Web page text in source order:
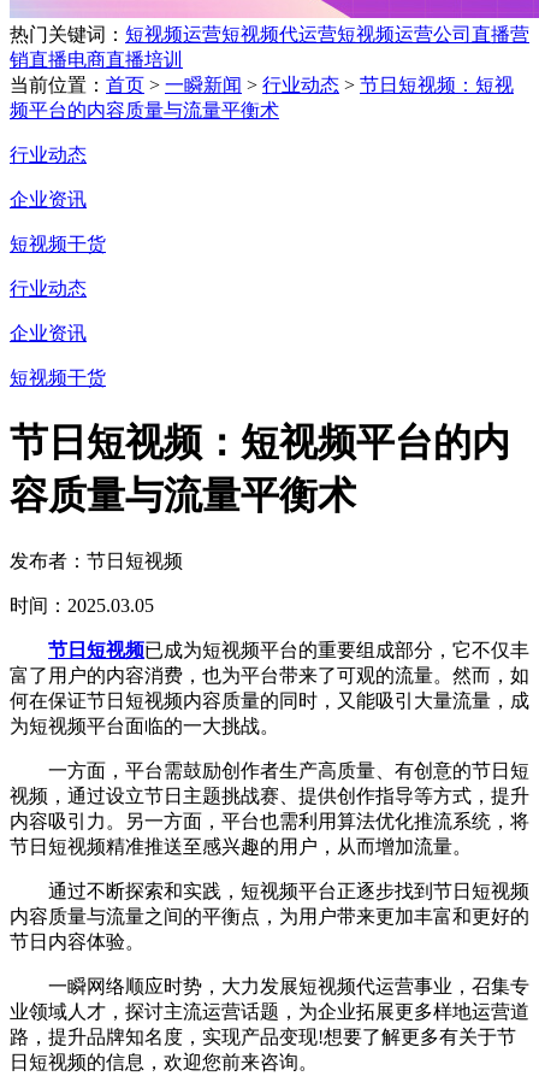
热门关键词： 短视频运营短视频代运营短视频运营公司 直播营
销直播电商直播培训
当前位置： 首页 > 一瞬新闻 > 行业动态 > 节日短视频：短视
频平台的内容质量与流量平衡术
行业动态
企业资讯
短视频干货
行业动态
企业资讯
短视频干货
节日短视频：短视频平台的内
容质量与流量平衡术
发布者：节日短视频
时间：2025.03.05
节日短视频已成为短视频平台的重要组成部分，它不仅丰
富了用户的内容消费，也为平台带来了可观的流量。然而，如
何在保证节日短视频内容质量的同时，又能吸引大量流量，成
为短视频平台面临的一大挑战。
一方面，平台需鼓励创作者生产高质量、有创意的节日短
视频，通过设立节日主题挑战赛、提供创作指导等方式，提升
内容吸引力。另一方面，平台也需利用算法优化推流系统，将
节日短视频精准推送至感兴趣的用户，从而增加流量。
通过不断探索和实践，短视频平台正逐步找到节日短视频
内容质量与流量之间的平衡点，为用户带来更加丰富和更好的
节日内容体验。
一瞬网络顺应时势，大力发展短视频代运营事业，召集专
业领域人才，探讨主流运营话题，为企业拓展更多样地运营道
路，提升品牌知名度，实现产品变现!想要了解更多有关于节
日短视频的信息，欢迎您前来咨询。